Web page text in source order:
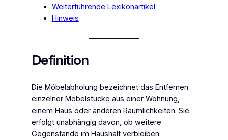
Weiterführende Lexikonartikel
Hinweis
Definition
Die Möbelabholung bezeichnet das Entfernen
einzelner Möbelstücke aus einer Wohnung,
einem Haus oder anderen Räumlichkeiten. Sie
erfolgt unabhängig davon, ob weitere
Gegenstände im Haushalt verbleiben.